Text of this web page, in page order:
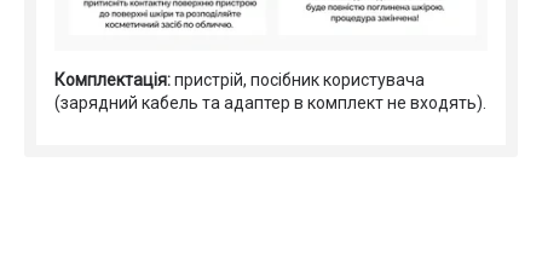
Комплектація:пристрій, посібник користувача
(зарядний кабель та адаптер в комплект не входять).